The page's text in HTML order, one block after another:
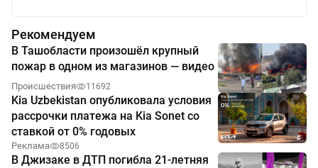
Рекомендуем
В Ташобласти произошёл крупный
пожар в одном из магазинов — видео
Происшествия 11692
Kia Uzbekistan опубликовала условия
рассрочки платежа на Kia Sonet со
ставкой от 0% годовых
Реклама 8506
В Джизаке в ДТП погибла 21-летняя